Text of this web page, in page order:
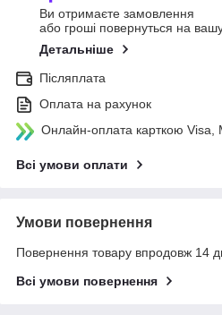
Ви отримаєте замовлення
або гроші повернуться на
Детальніше
Післяплата
Оплата на рахунок
Онлайн-оплата карткою Visa,
Всі умови оплати
Умови повернення
Повернення товару впродовж 14
Всі умови повернення